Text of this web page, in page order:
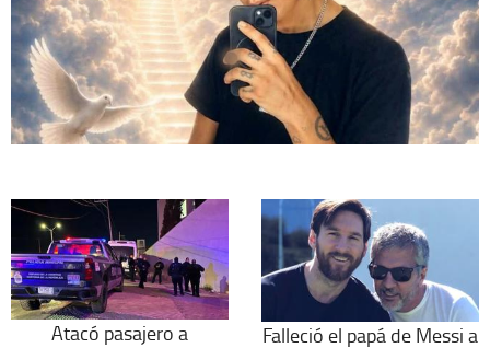
Atacó pasajero a
Falleció el papá de Messi a